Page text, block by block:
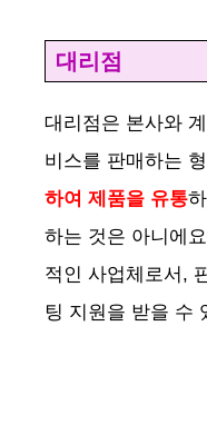
대리점
대리점은 본사와
비스를 판매하는
하여 제품을 유통
하는 것은 아니에
적인 사업체로서,
팅 지원을 받을 수